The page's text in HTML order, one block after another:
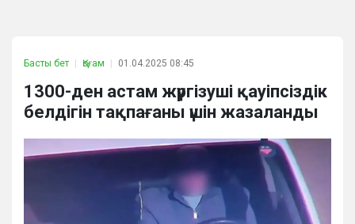
Басты бет Қоғам 01.04.2025 08:45
1300-ден астам жүргізуші қауіпсіздік
белдігін тақпағаны үшін жазаланды